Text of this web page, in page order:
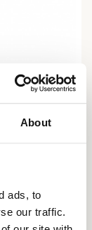
About
ads, to
our traffic.